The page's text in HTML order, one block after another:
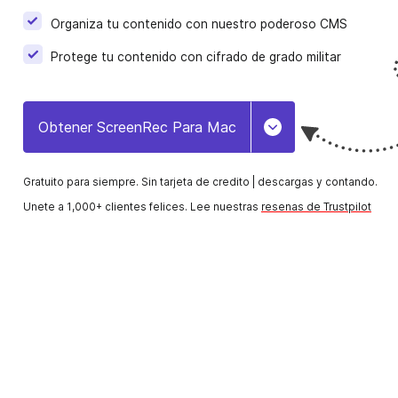
Crea y comparte rápidamente videos de
Ventas
La forma más simple de crear y enviar videos
Organiza tu contenido con nuestro poderoso CMS
Protege tu contenido con cifrado de grado militar
Obtener ScreenRec Para Mac
Toggle Dropdown
Gratuito para siempre. Sin tarjeta de credito | descargas y contando.
Unete a 1,000+ clientes felices. Lee nuestras resenas de Trustpilot